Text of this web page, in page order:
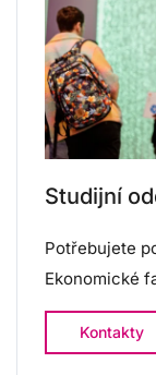
Studijní
Potřebujete
Ekonomické
Kontakty